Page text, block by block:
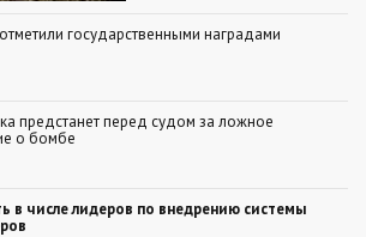
государственными наградами
предстанет перед судом за ложное
о бомбе
в числе лидеров по внедрению системы